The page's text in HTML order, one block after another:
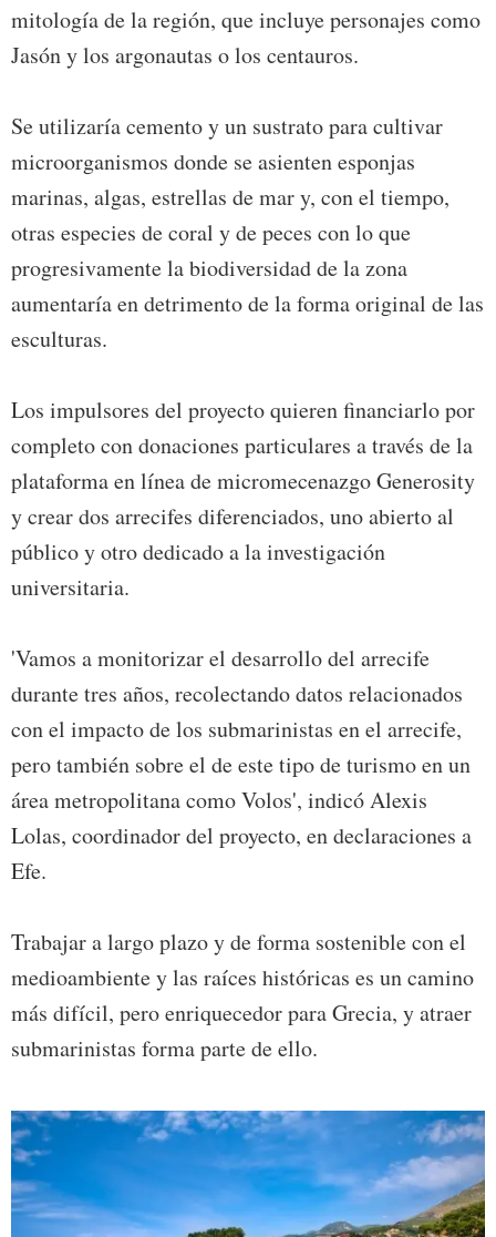
mitología de la región, que incluye personajes como
Jasón y los argonautas o los centauros.
Se utilizaría cemento y un sustrato para cultivar
microorganismos donde se asienten esponjas
marinas, algas, estrellas de mar y, con el tiempo,
otras especies de coral y de peces con lo que
progresivamente la biodiversidad de la zona
aumentaría en detrimento de la forma original de las
esculturas.
Los impulsores del proyecto quieren financiarlo por
completo con donaciones particulares a través de la
plataforma en línea de micromecenazgo Generosity
y crear dos arrecifes diferenciados, uno abierto al
público y otro dedicado a la investigación
universitaria.
'Vamos a monitorizar el desarrollo del arrecife
durante tres años, recolectando datos relacionados
con el impacto de los submarinistas en el arrecife,
pero también sobre el de este tipo de turismo en un
área metropolitana como Volos', indicó Alexis
Lolas, coordinador del proyecto, en declaraciones a
Efe.
Trabajar a largo plazo y de forma sostenible con el
medioambiente y las raíces históricas es un camino
más difícil, pero enriquecedor para Grecia, y atraer
submarinistas forma parte de ello.